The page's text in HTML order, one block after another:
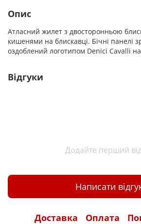
Опис
Атласний жилет з двосторонньою
кишенями на блискавці. Бічні панелі
оздоблений логотипом Denici Cavalli на
Відгуки
Додайте перший
Написати
Доставка Оплата